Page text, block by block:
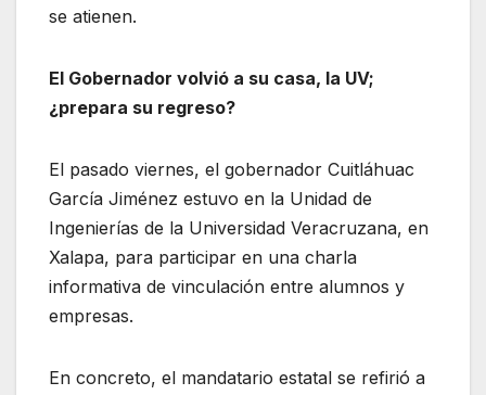
se atienen.
El Gobernador volvió a su casa, la UV;
¿prepara su regreso?
El pasado viernes, el gobernador Cuitláhuac
García Jiménez estuvo en la Unidad de
Ingenierías de la Universidad Veracruzana, en
Xalapa, para participar en una charla
informativa de vinculación entre alumnos y
empresas.
En concreto, el mandatario estatal se refirió a